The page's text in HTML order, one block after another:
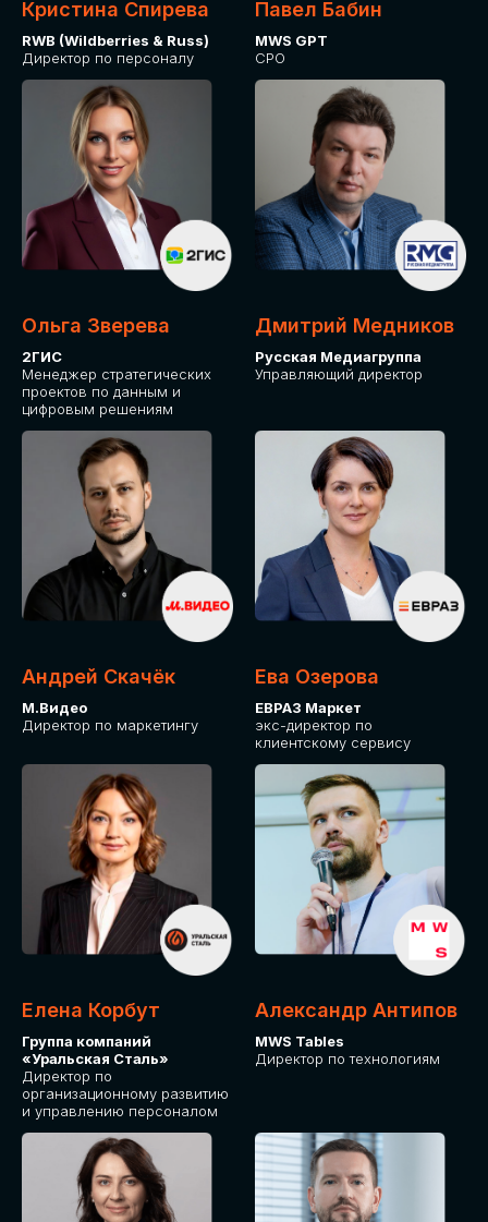
Кристина Спирева
RWB (Wildberries & Russ)
Директор по персоналу
Павел Бабин
MWS GPT
CPO
Ольга Зверева
2ГИС
Менеджер стратегических
проектов по данным и
цифровым решениям
Дмитрий Медников
Русская Медиагруппа
Управляющий директор
Андрей Скачёк
М.Видео
Директор по маркетингу
Ева Озерова
ЕВРАЗ Маркет
экс-директор по
клиентскому сервису
Елена Корбут
Группа компаний
«Уральская Сталь»
Директор по
организационному развитию
и управлению персоналом
Александр Антипов
MWS Tables
Директор по технологиям
СТАТЬ
СПИКЕРОМ
IT Solutions for Business